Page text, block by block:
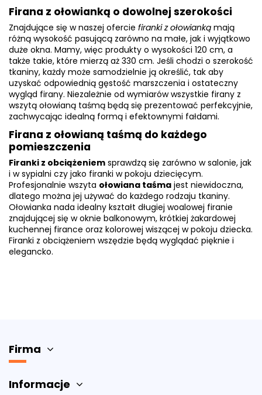
Firana z ołowianką o dowolnej szerokości
Znajdujące się w naszej ofercie firanki z ołowianką mają
różną wysokość pasującą zarówno na małe, jak i wyjątkowo
duże okna. Mamy, więc produkty o wysokości 120 cm, a
także takie, które mierzą aż 330 cm. Jeśli chodzi o szerokość
tkaniny, każdy może samodzielnie ją określić, tak aby
uzyskać odpowiednią gęstość marszczenia i ostateczny
wygląd firany. Niezależnie od wymiarów wszystkie firany z
wszytą ołowianą taśmą będą się prezentować perfekcyjnie,
zachwycając idealną formą i efektownymi fałdami.
Firana z ołowianą taśmą do każdego
pomieszczenia
Firanki z obciążeniem sprawdzą się zarówno w salonie, jak
i w sypialni czy jako firanki w pokoju dziecięcym.
Profesjonalnie wszyta ołowiana taśma jest niewidoczna,
dlatego można jej używać do każdego rodzaju tkaniny.
Ołowianka nada idealny kształt długiej woalowej firanie
znajdującej się w oknie balkonowym, krótkiej żakardowej
kuchennej firance oraz kolorowej wiszącej w pokoju dziecka.
Firanki z obciążeniem wszędzie będą wyglądać pięknie i
elegancko.
300
Firma
Informacje